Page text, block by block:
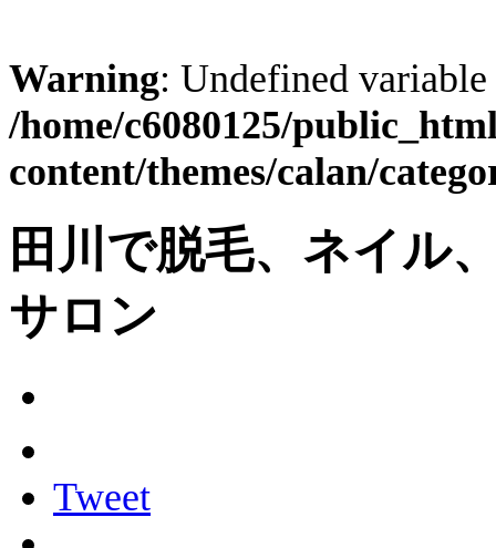
Warning: Undefined
/home/c6080125/
content/themes/calan/
田川で脱毛、ネイル
サロン
Tweet